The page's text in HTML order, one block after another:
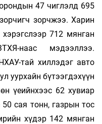
47 чиглэлд 695
зорчжээ. Харин
712 мянган
наас мэдээллээ.
тай хиллэдэг авто
уурхайн бүтээгдэхүүн
үеийнхээс 62 хувиар
сая тонн, газрын тос
хүдэр 142 мянган